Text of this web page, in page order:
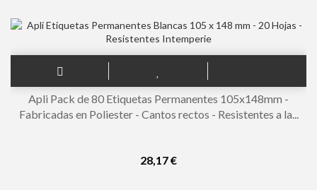
Apli Pack de 80 Etiquetas Permanentes 105x148mm -
Fabricadas en Poliester - Cantos rectos - Resistentes a la...
28,17 €